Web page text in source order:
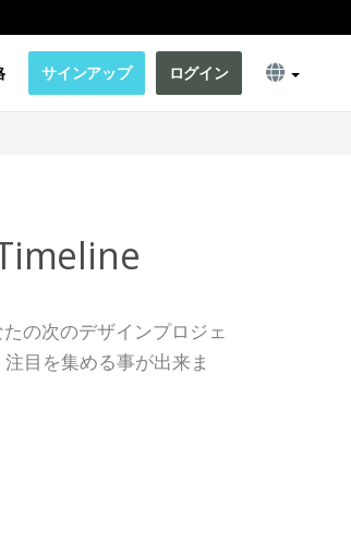
サインアップ ログイン
の次のデザインプロジェ
目を集める事が出来ま